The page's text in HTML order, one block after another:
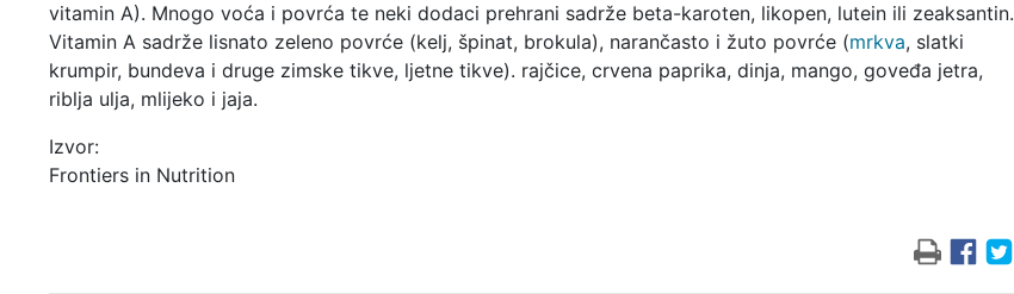
vitamin A). Mnogo voća i povrća te neki dodaci prehrani sadrže beta-karoten, likopen, lutein ili zeaksantin.
Vitamin A sadrže lisnato zeleno povrće (kelj, špinat, brokula), narančasto i žuto povrće (mrkva, slatki
krumpir, bundeva i druge zimske tikve, ljetne tikve). rajčice, crvena paprika, dinja, mango, goveđa jetra,
riblja ulja, mlijeko i jaja.
Izvor:
Frontiers in Nutrition